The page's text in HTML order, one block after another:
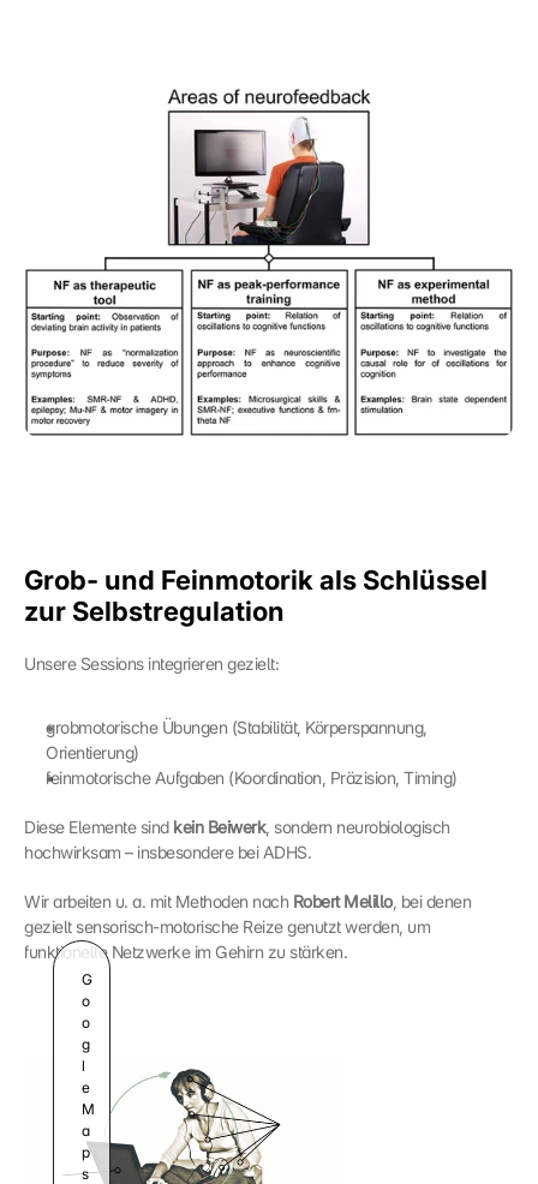
Grob- und Feinmotorik als Schlüssel
zur Selbstregulation
Unsere Sessions integrieren gezielt:
grobmotorische Übungen (Stabilität, Körperspannung,
Orientierung)
feinmotorische Aufgaben (Koordination, Präzision, Timing)
Diese Elemente sind kein Beiwerk, sondern neurobiologisch
hochwirksam – insbesondere bei ADHS.
Wir arbeiten u. a. mit Methoden nach Robert Melillo, bei denen
gezielt sensorisch-motorische Reize genutzt werden, um
funktionelle Netzwerke im Gehirn zu stärken.
G
o
o
g
l
e
M
a
p
s